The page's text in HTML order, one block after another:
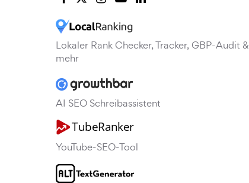
Lokaler Rank Checker, Tracker, GBP-Audit &
mehr
AI SEO Schreibassistent
YouTube-SEO-Tool